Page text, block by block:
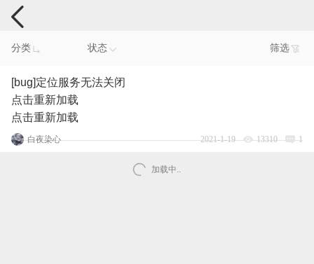
手机反馈
分类 状态 筛选
[bug]定位服务无法关闭
点击重新加载
点击重新加载
白夜染心 2021-1-19 13310 1
加载中..